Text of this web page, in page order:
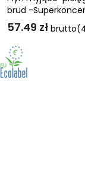
brud -
57.49 zł brutto(